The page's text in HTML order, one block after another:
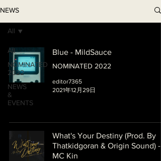
NEWS
All
NOMINATED
2022
NEWS
&
EVENTS
All
Blue - MildSauce
NOMINATED 2022
editor7365
2021年12月29日
What's Your Destiny (Prod. By
Thatkidgoran & Origin Sound) -
MC Kin